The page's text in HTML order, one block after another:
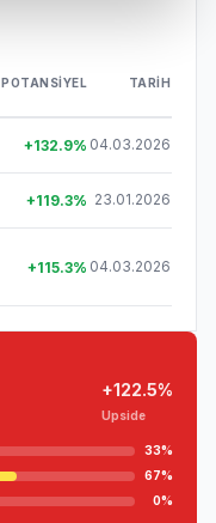
POTANSIYEL TARIH
+132.9% 04.03.2026
+119.3% 23.01.2026
+115.3% 04.03.2026
+122.5%
Upside
33%
67%
0%